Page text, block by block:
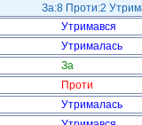
За:8 Проти:2
Утримався
Утрималась
За
Проти
Утрималась